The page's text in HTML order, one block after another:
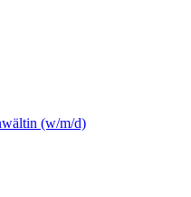
(w/m/d)